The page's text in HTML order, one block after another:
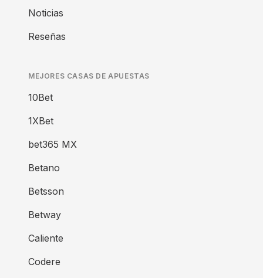
Noticias
Reseñas
MEJORES CASAS DE APUESTAS
10Bet
1XBet
bet365 MX
Betano
Betsson
Betway
Caliente
Codere